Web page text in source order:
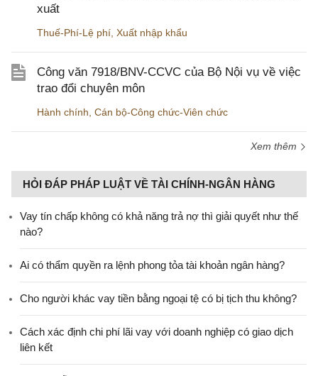
xuất
Thuế-Phí-Lệ phí Xuất nhập khẩu
Công văn 7918/BNV-CCVC của Bộ Nội vụ về việc
trao đổi chuyên môn
Hành chính Cán bộ-Công chức-Viên chức
Xem thêm
HỎI ĐÁP PHÁP LUẬT VỀ TÀI CHÍNH-NGÂN HÀNG
Vay tín chấp không có khả năng trả nợ thì giải quyết như thế
nào?
Ai có thẩm quyền ra lệnh phong tỏa tài khoản ngân hàng?
Cho người khác vay tiền bằng ngoại tệ có bị tịch thu không?
Cách xác định chi phí lãi vay với doanh nghiệp có giao dịch
liên kết